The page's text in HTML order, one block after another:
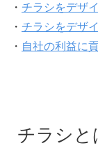
・ チラシをデザ
・ チラシをデザ
・ 自社の利益に
チラシと